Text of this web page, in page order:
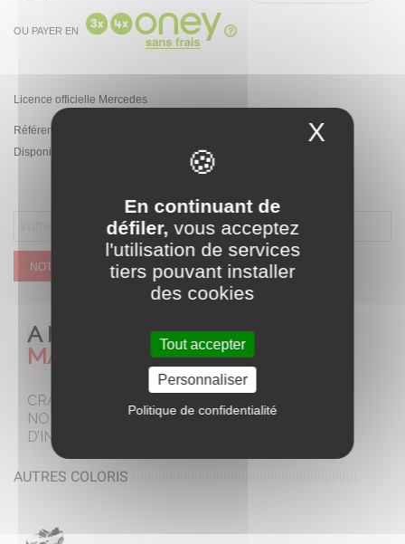
OU PAYER EN
Licence officielle Mercedes
Référence:
Disponibilité :
Rupture de stock temporaire
NOTIFIEZ MOI QUAND CE SERA DISPONIBLE
A NE PAS
MANQUER
CRAQUEZ POUR
NOTRE SELECTION
D’INCONTOURNABLES
AUTRES COLORIS
En continuant de
défiler, vous acceptez
l'utilisation de services
tiers pouvant installer
des cookies
Tout accepter
Personnaliser
Politique de confidentialité
X